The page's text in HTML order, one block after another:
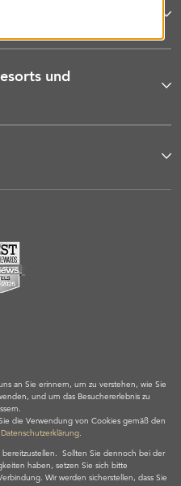
und
an Sie erinnern, um zu verstehen, wie Sie
und um das Besuchererlebnis zu
die Verwendung von Cookies gemäß den
Datenschutzerklärung.
Sollten Sie dennoch bei der
haben, setzen Sie sich bitte
Wir werden sicherstellen, dass Sie